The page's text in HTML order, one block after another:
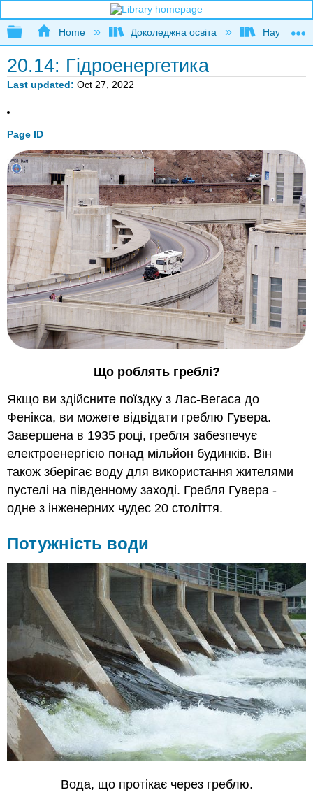
Expand/collapse global hierarchy
Home Доколеджна освіта Наука і
20.14: Гідроенергетика
Last updated Oct 27, 2022
Page ID
Що роблять греблі?
Якщо ви здійсните поїздку з Лас-Вегаса до
Фенікса, ви можете відвідати греблю Гувера.
Завершена в 1935 році, гребля забезпечує
електроенергією понад мільйон будинків. Він
також зберігає воду для використання жителями
пустелі на південному заході. Гребля Гувера -
одне з інженерних чудес 20 століття.
Потужність води
Вода, що протікає через греблю.